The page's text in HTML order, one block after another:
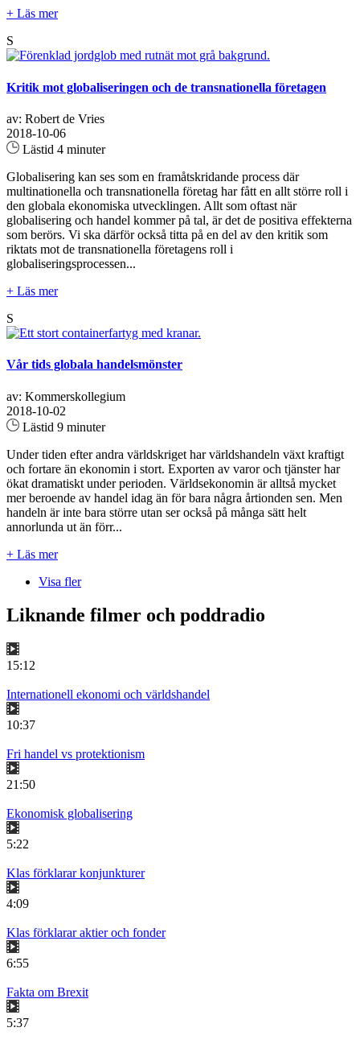
+ Läs mer
S
Kritik mot globaliseringen och de transnationella företagen
av: Robert de Vries
2018-10-06
Lästid 4 minuter
Globalisering kan ses som en framåtskridande process där
multinationella och transnationella företag har fått en allt större roll i
den globala ekonomiska utvecklingen. Allt som oftast när
globalisering och handel kommer på tal, är det de positiva effekterna
som berörs. Vi ska därför också titta på en del av den kritik som
riktats mot de transnationella företagens roll i
globaliseringsprocessen...
+ Läs mer
S
Vår tids globala handelsmönster
av: Kommerskollegium
2018-10-02
Lästid 9 minuter
Under tiden efter andra världskriget har världshandeln växt kraftigt
och fortare än ekonomin i stort. Exporten av varor och tjänster har
ökat dramatiskt under perioden. Världsekonomin är alltså mycket
mer beroende av handel idag än för bara några årtionden sen. Men
handeln är inte bara större utan ser också på många sätt helt
annorlunda ut än förr...
+ Läs mer
Visa fler
Liknande filmer och poddradio
15:12
Internationell ekonomi och världshandel
10:37
Fri handel vs protektionism
21:50
Ekonomisk globalisering
5:22
Klas förklarar konjunkturer
4:09
Klas förklarar aktier och fonder
6:55
Fakta om Brexit
5:37